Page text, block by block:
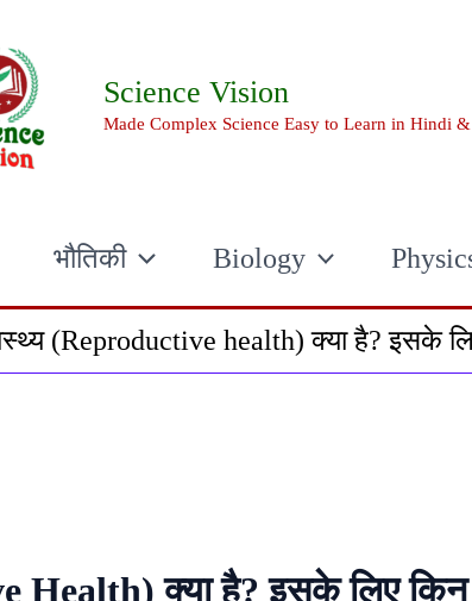
Science Vision
Made Complex Science Easy to Learn in Hindi
भौतिकी Biology
(Reproductive health) क्या है? इसके
क्या है? इसके लिए किन